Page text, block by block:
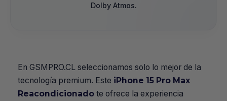
Dolby Atmos.
En GSMPRO.CL seleccionamos solo lo mejor de la
tecnología premium. Este iPhone 15 Pro Max
Reacondicionado te ofrece la experiencia